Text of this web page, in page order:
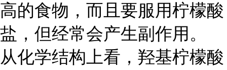
高的食物，而且要服用柠檬酸
盐，但经常会产生副作用。
从化学结构上看，羟基柠檬酸